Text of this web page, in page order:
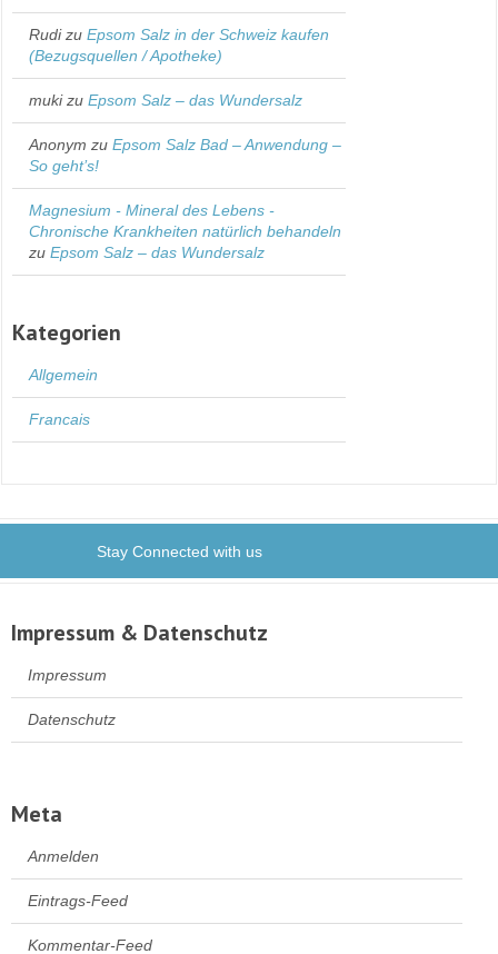
RudizuEpsom Salz in der Schweiz kaufen
(Bezugsquellen / Apotheke)
mukizuEpsom Salz – das Wundersalz
Anonym zuEpsom Salz Bad – Anwendung –
So geht’s!
Magnesium - Mineral des Lebens -
Chronische Krankheiten natürlich behandeln
zuEpsom Salz – das Wundersalz
Kategorien
Allgemein
Francais
Stay Connected with us
Impressum & Datenschutz
Impressum
Datenschutz
Meta
Anmelden
Eintrags-Feed
Kommentar-Feed